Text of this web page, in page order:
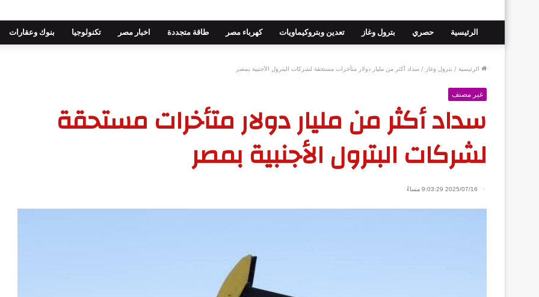
الرئيسية حصري بترول وغاز تعدين وبتروكيماويات كهرباء مصر طاقة متجددة اخبار مصر تكنولوجيا بنوك وعقارات
الرئيسية / بترول وغاز / سداد أكثر من مليار دولار متأخرات مستحقة لشركات البترول الأجنبية بمصر
غير مصنف
سداد أكثر من مليار دولار متأخرات مستحقة
لشركات البترول الأجنبية بمصر
2025/07/16 9:03:29 مساءً